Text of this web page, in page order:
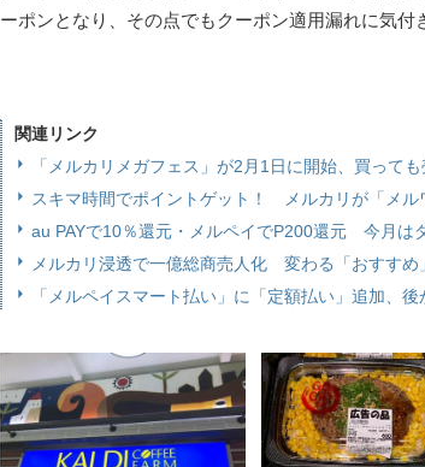
ーポンとなり、その点でもクーポン適用漏れに気付
関連リンク
「メルカリメガフェス」が2月1日に開始、買って
スキマ時間でポイントゲット！ メルカリが「メル
au PAYで10％還元・メルペイでP200還元 今月は
メルカリ浸透で一億総商売人化 変わる「おすすめ
「メルペイスマート払い」に「定額払い」追加、